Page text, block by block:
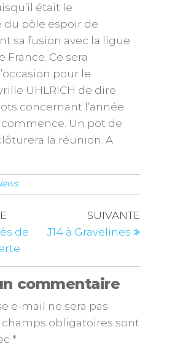
était le
du pôle espoir de
sa fusion avec la ligue
France. Ce sera
pour le
UHLRICH de dire
concernant l’année
Un pot de
la réunion. A
de
SUIVANTE
J14 à Gravelines
commentaire
e-mail ne sera pas
champs obligatoires sont
*